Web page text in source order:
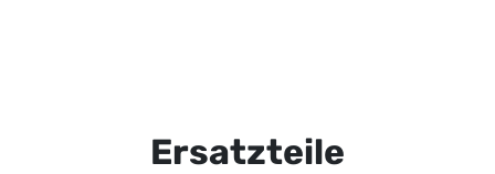
Ersatzteile